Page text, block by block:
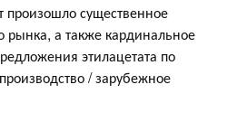
произошло существенное
рынка, а также кардинальное
этилацетата по
/ зарубежное